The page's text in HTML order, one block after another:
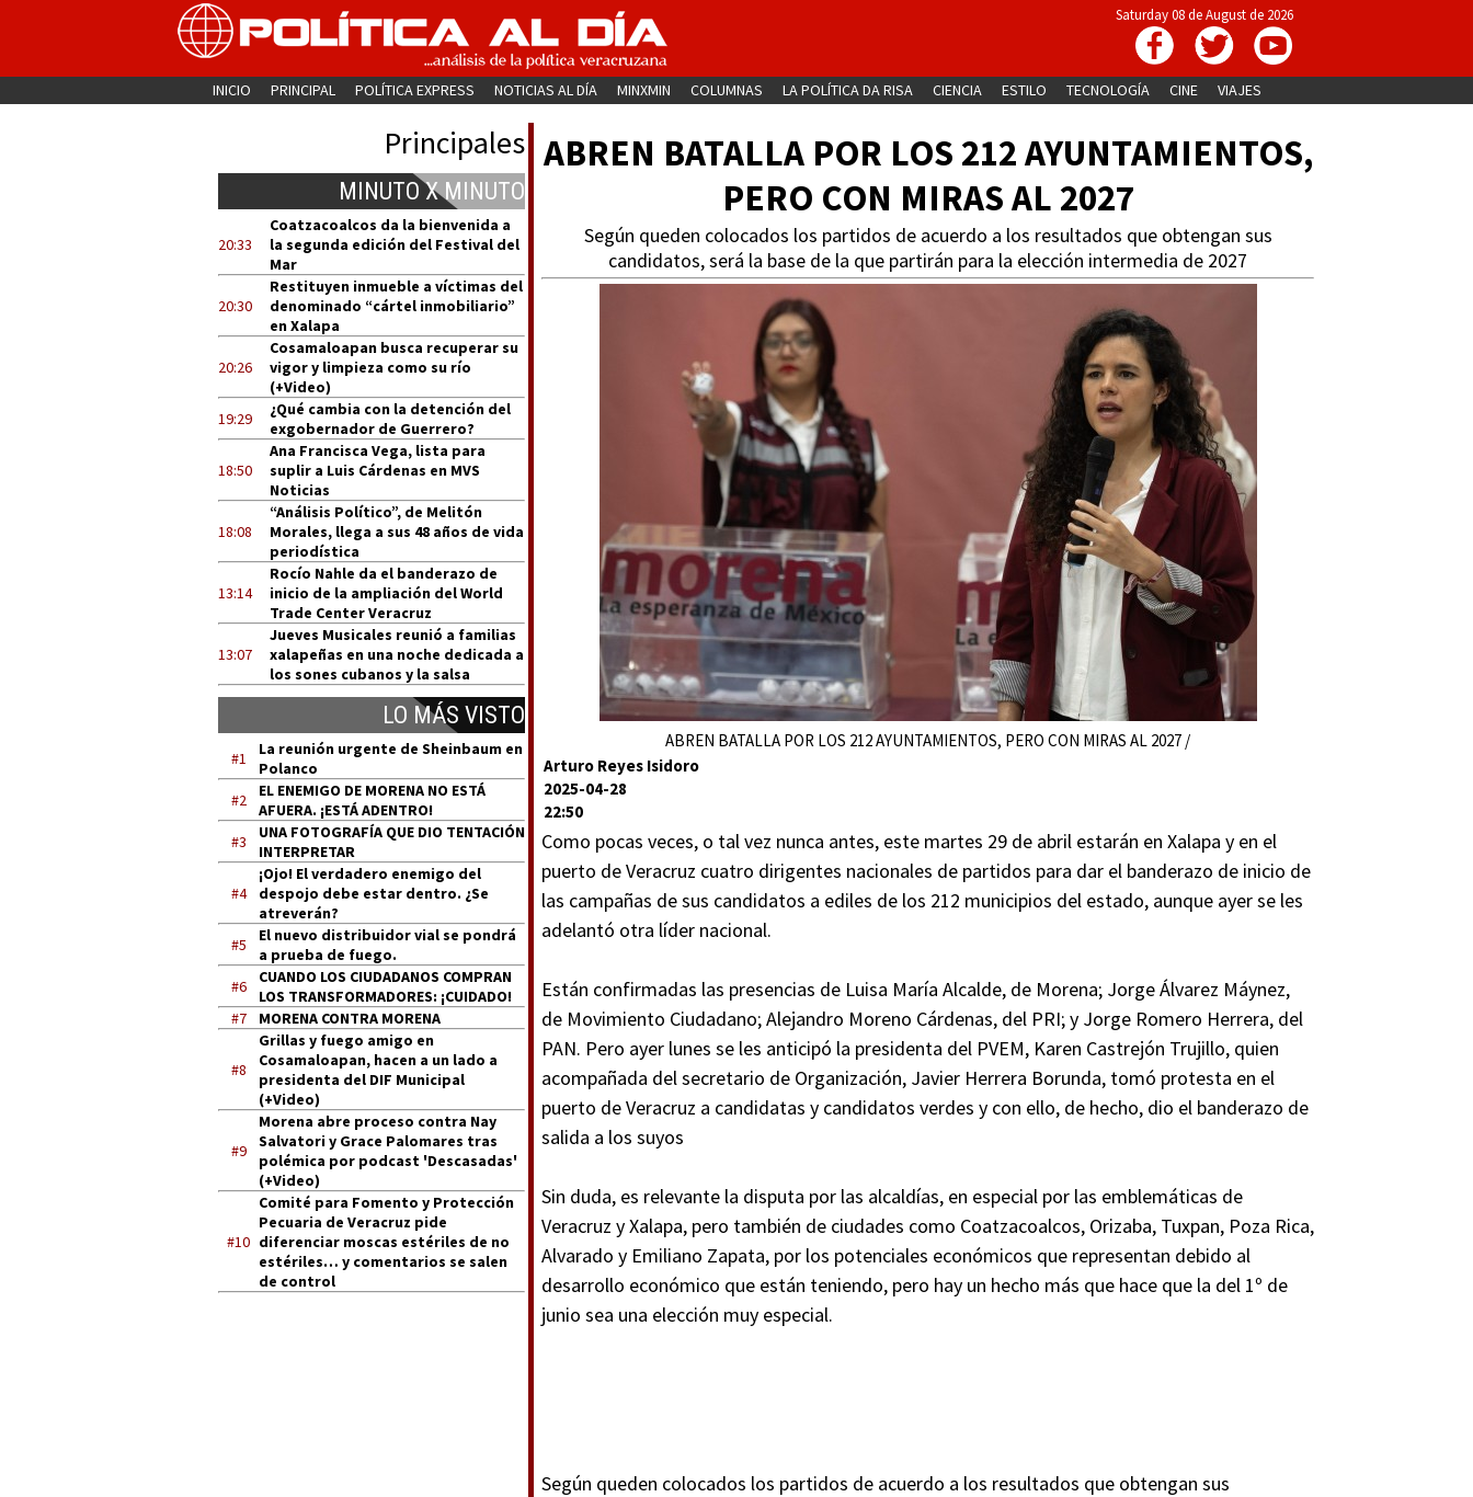
Saturday 08 de August de 2026
INICIO PRINCIPAL POLÍTICA EXPRESS NOTICIAS AL DÍA MINXMIN COLUMNAS LA POLÍTICA DA RISA CIENCIA ESTILO TECNOLOGÍA CINE VIAJES
Principales
MINUTO X MINUTO
20:33
Coatzacoalcos da la bienvenida a
la segunda edición del Festival del
Mar
20:30
Restituyen inmueble a víctimas del
denominado “cártel inmobiliario”
en Xalapa
20:26
Cosamaloapan busca recuperar su
vigor y limpieza como su río
(+Video)
19:29
¿Qué cambia con la detención del
exgobernador de Guerrero?
18:50
Ana Francisca Vega, lista para
suplir a Luis Cárdenas en MVS
Noticias
18:08
“Análisis Político”, de Melitón
Morales, llega a sus 48 años de vida
periodística
13:14
Rocío Nahle da el banderazo de
inicio de la ampliación del World
Trade Center Veracruz
13:07
Jueves Musicales reunió a familias
xalapeñas en una noche dedicada a
los sones cubanos y la salsa
LO MÁS VISTO
#1
La reunión urgente de Sheinbaum en
Polanco
#2
EL ENEMIGO DE MORENA NO ESTÁ
AFUERA. ¡ESTÁ ADENTRO!
#3
UNA FOTOGRAFÍA QUE DIO TENTACIÓN
INTERPRETAR
#4
¡Ojo! El verdadero enemigo del
despojo debe estar dentro. ¿Se
atreverán?
#5
El nuevo distribuidor vial se pondrá
a prueba de fuego.
#6
CUANDO LOS CIUDADANOS COMPRAN
LOS TRANSFORMADORES: ¡CUIDADO!
#7
MORENA CONTRA MORENA
#8
Grillas y fuego amigo en
Cosamaloapan, hacen a un lado a
presidenta del DIF Municipal
(+Video)
#9
Morena abre proceso contra Nay
Salvatori y Grace Palomares tras
polémica por podcast 'Descasadas'
(+Video)
#10
Comité para Fomento y Protección
Pecuaria de Veracruz pide
diferenciar moscas estériles de no
estériles… y comentarios se salen
de control
ABREN BATALLA POR LOS 212 AYUNTAMIENTOS,
PERO CON MIRAS AL 2027
Según queden colocados los partidos de acuerdo a los resultados que obtengan sus
candidatos, será la base de la que partirán para la elección intermedia de 2027
ABREN BATALLA POR LOS 212 AYUNTAMIENTOS, PERO CON MIRAS AL 2027 /
Arturo Reyes Isidoro
2025-04-28
22:50
Como pocas veces, o tal vez nunca antes, este martes 29 de abril estarán en Xalapa y en el
puerto de Veracruz cuatro dirigentes nacionales de partidos para dar el banderazo de inicio de
las campañas de sus candidatos a ediles de los 212 municipios del estado, aunque ayer se les
adelantó otra líder nacional.
Están confirmadas las presencias de Luisa María Alcalde, de Morena; Jorge Álvarez Máynez,
de Movimiento Ciudadano; Alejandro Moreno Cárdenas, del PRI; y Jorge Romero Herrera, del
PAN. Pero ayer lunes se les anticipó la presidenta del PVEM, Karen Castrejón Trujillo, quien
acompañada del secretario de Organización, Javier Herrera Borunda, tomó protesta en el
puerto de Veracruz a candidatas y candidatos verdes y con ello, de hecho, dio el banderazo de
salida a los suyos
Sin duda, es relevante la disputa por las alcaldías, en especial por las emblemáticas de
Veracruz y Xalapa, pero también de ciudades como Coatzacoalcos, Orizaba, Tuxpan, Poza Rica,
Alvarado y Emiliano Zapata, por los potenciales económicos que representan debido al
desarrollo económico que están teniendo, pero hay un hecho más que hace que la del 1º de
junio sea una elección muy especial.
Según queden colocados los partidos de acuerdo a los resultados que obtengan sus